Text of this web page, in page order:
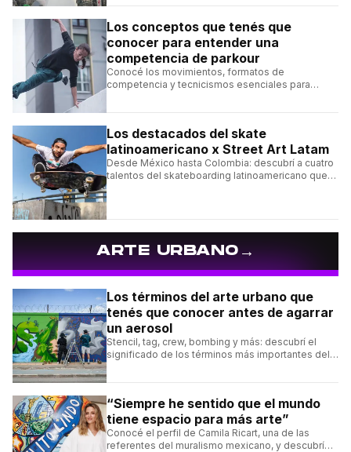
Los conceptos que tenés que
conocer para entender una
competencia de parkour
Conocé los movimientos, formatos de
competencia y tecnicismos esenciales para
Los destacados del skate
latinoamericano x Street Art Latam
Desde México hasta Colombia: descubrí a cuatro
talentos del skateboarding latinoamericano que
ARTE URBANO→
Los términos del arte urbano que
tenés que conocer antes de agarrar
un aerosol
Stencil, tag, crew, bombing y más: descubrí el
significado de los términos más importantes del
“Siempre he sentido que el mundo
tiene espacio para más arte”
Conocé el perfil de Camila Ricart, una de las
referentes del muralismo mexicano, y descubrí